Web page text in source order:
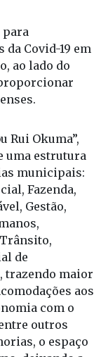
Covid-19 em
ao lado do
Rui Okuma”,
uma estrutura
municipais:
Fazenda,
Gestão,
de
trazendo maior
aos
com o
outros
o espaço